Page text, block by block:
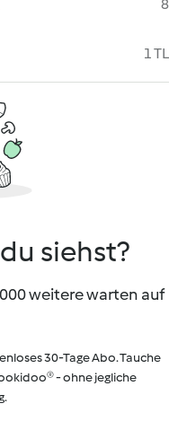
8
1 TL
siehst?
weitere warten auf
30-Tage Abo. Tauche
- ohne jegliche